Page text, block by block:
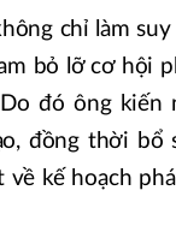
chỉ làm
bỏ lỡ cơ hội
đó ông kiến
đồng thời bổ
kế hoạch